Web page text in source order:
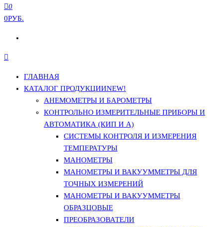
0
0РУБ.
ГЛАВНАЯ
КАТАЛОГ ПРОДУКЦИИNEW!
АНЕМОМЕТРЫ И БАРОМЕТРЫ
КОНТРОЛЬНО ИЗМЕРИТЕЛЬНЫЕ ПРИБОРЫ И
АВТОМАТИКА (КИП И А)
СИСТЕМЫ КОНТРОЛЯ И ИЗМЕРЕНИЯ
ТЕМПЕРАТУРЫ
МАНОМЕТРЫ
МАНОМЕТРЫ И ВАКУУММЕТРЫ ДЛЯ
ТОЧНЫХ ИЗМЕРЕНИЙ
МАНОМЕТРЫ И ВАКУУММЕТРЫ
ОБРАЗЦОВЫЕ
ПРЕОБРАЗОВАТЕЛИ